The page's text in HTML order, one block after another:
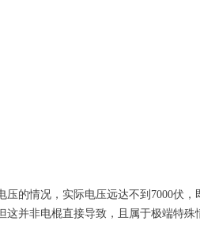
的情况，实际电压远达不到7000伏
并非电棍直接导致，且属于极端特殊